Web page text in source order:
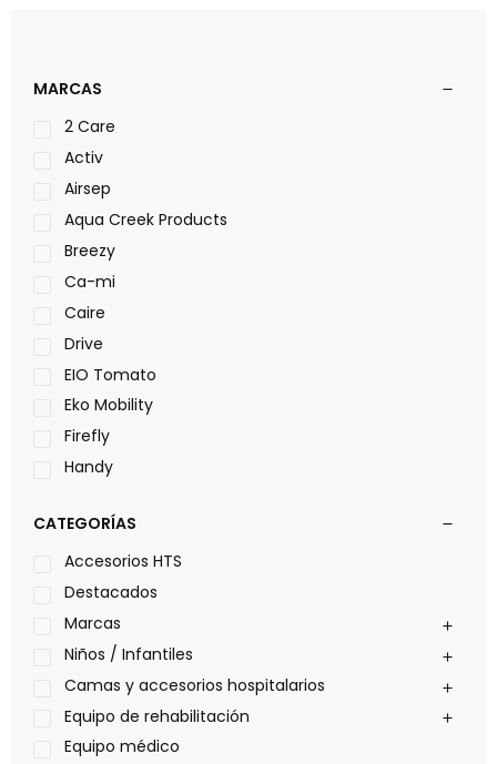
MARCAS
2 Care
Activ
Airsep
Aqua Creek Products
Breezy
Ca-mi
Caire
Drive
EIO Tomato
Eko Mobility
Firefly
Handy
Leggero
Lumex
Medical Store
Nidek
Oxiplus
Philips
Pride
Roho
CATEGORÍAS
Accesorios HTS
Destacados
Marcas
Niños / Infantiles
Camas y accesorios hospitalarios
Equipo de rehabilitación
Equipo médico